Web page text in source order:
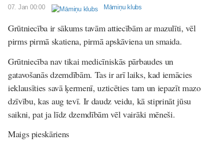
07. Jan 00:00 Māmiņu klubs
Grūtniecība ir sākums tavām attiecībām ar mazulīti, vēl
pirms pirmā skatiena, pirmā apskāviena un smaida.
Grūtniecība nav tikai medicīniskās pārbaudes un
gatavošanās dzemdībām. Tas ir arī laiks, kad iemācies
ieklausīties savā ķermenī, uzticēties tam un iepazīt mazo
dzīvību, kas aug tevī. Ir daudz veidu, kā stiprināt jūsu
saikni, pat ja līdz dzemdībām vēl vairāki mēneši.
Maigs pieskāriens